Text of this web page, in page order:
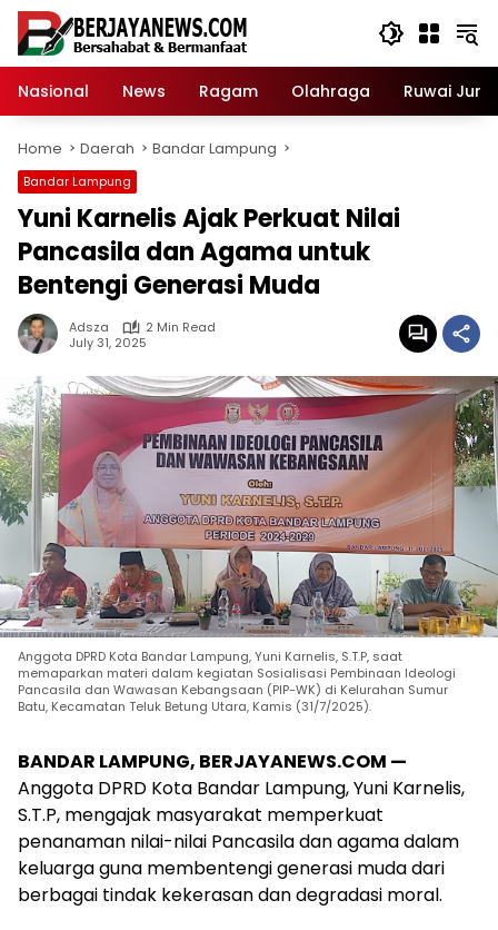
Skip
content
Nasional
News Ragam Olahraga Ruwai Jurai
Home Daerah Bandar Lampung
Bandar Lampung
Yuni Karnelis Ajak Perkuat Nilai
Pancasila dan Agama untuk
Bentengi Generasi Muda
Adsza
2 Min Read
July 31, 2025
Anggota DPRD Kota Bandar Lampung, Yuni Karnelis, S.T.P, saat
memaparkan materi dalam kegiatan Sosialisasi Pembinaan Ideologi
Pancasila dan Wawasan Kebangsaan (PIP-WK) di Kelurahan Sumur
Batu, Kecamatan Teluk Betung Utara, Kamis (31/7/2025).
BANDAR LAMPUNG, BERJAYANEWS.COM —
Anggota DPRD Kota Bandar Lampung, Yuni Karnelis,
S.T.P, mengajak masyarakat memperkuat
penanaman nilai-nilai Pancasila dan agama dalam
keluarga guna membentengi generasi muda dari
berbagai tindak kekerasan dan degradasi moral.